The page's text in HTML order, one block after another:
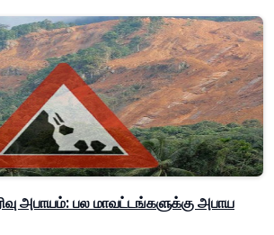
அபாயம்: பல மாவட்டங்களுக்கு அபாய